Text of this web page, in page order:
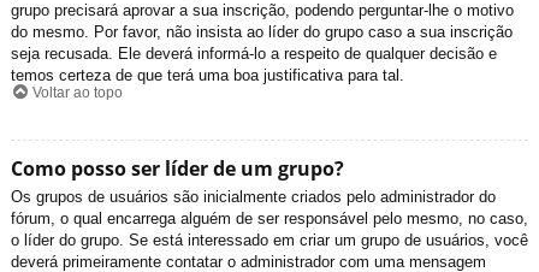
grupo precisará aprovar a sua inscrição, podendo perguntar-lhe o motivo
do mesmo. Por favor, não insista ao líder do grupo caso a sua inscrição
seja recusada. Ele deverá informá-lo a respeito de qualquer decisão e
temos certeza de que terá uma boa justificativa para tal.
Voltar ao topo
Como posso ser líder de um grupo?
Os grupos de usuários são inicialmente criados pelo administrador do
fórum, o qual encarrega alguém de ser responsável pelo mesmo, no caso,
o líder do grupo. Se está interessado em criar um grupo de usuários, você
deverá primeiramente contatar o administrador com uma mensagem